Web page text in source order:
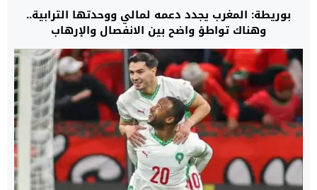
بوريطة: المغرب يجدد دعمه لمالي ووحدتها الترابية..
وهناك تواطؤ واضح بين الانفصال والإرهاب